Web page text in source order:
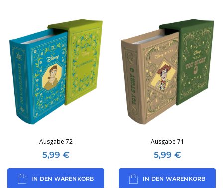
Ausgabe 72
5,99 €
IN DEN WARENKORB
Ausgabe 71
5,99 €
IN DEN WARENKORB